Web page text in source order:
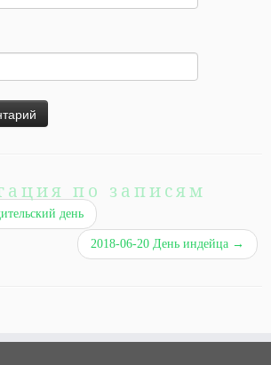
по записям
день
2018-06-20 День индейца →